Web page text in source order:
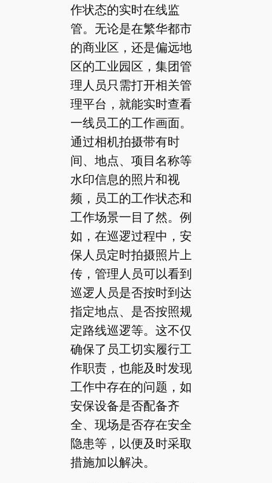
作状态的实时在线监
管。无论是在繁华都市
的商业区，还是偏远地
区的工业园区，集团管
理人员只需打开相关管
理平台，就能实时查看
一线员工的工作画面。
通过相机拍摄带有时
间、地点、项目名称等
水印信息的照片和视
频，员工的工作状态和
工作场景一目了然。例
如，在巡逻过程中，安
保人员定时拍摄照片上
传，管理人员可以看到
巡逻人员是否按时到达
指定地点、是否按照规
定路线巡逻等。这不仅
确保了员工切实履行工
作职责，也能及时发现
工作中存在的问题，如
安保设备是否配备齐
全、现场是否存在安全
隐患等，以便及时采取
措施加以解决。